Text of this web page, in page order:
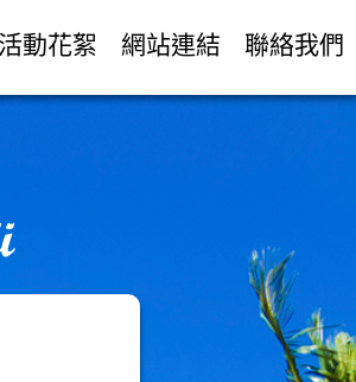
活動花絮 網站連結 聯絡我們